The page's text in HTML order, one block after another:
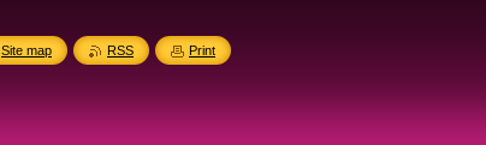
Site map RSS Print